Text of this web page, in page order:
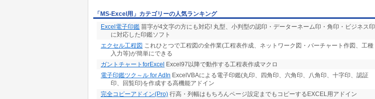
「MS-Excel用」カテゴリーの人気ランキング
Excel電子印鑑 苗字が4文字の方にも対応! 丸型、小判型の認印・データーネーム印・角印・ビジネス印
に対応した印鑑ソフト
エクセル工程図 これひとつで工程図の全作業(工程表作成、ネットワーク図・バーチャート作図、工種
入力等)が簡単にできる
ガントチャートforExcel
Excel97以降で動作する工程表作成マクロ
電子印鑑ツク～ル for AdIn ExcelVBAによる電子印鑑(丸印、四角印、六角印、八角印、十字印、認証
印、回覧印)を作成する高機能アドイン
完全コピーアドイン(Pro) 行高・列幅はもちろんページ設定までもコピーするEXCEL用アドイン